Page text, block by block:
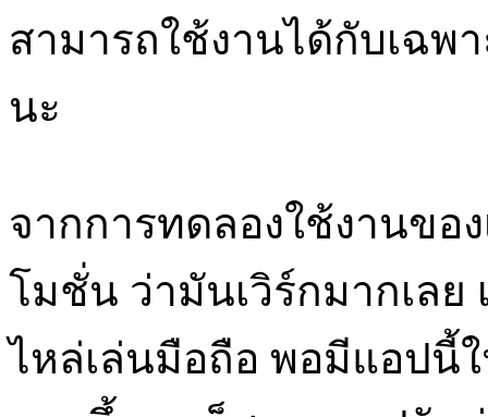
สามารถใช้งานได้กับเฉพ
นะ
จากการทดลองใช้งานขอ
โมชั่น ว่ามันเวิร์กมากเลย
ไหล่เล่นมือถือ พอมีแอปนี้ใ